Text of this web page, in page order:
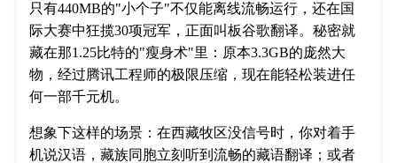
只有440MB的"小个子"不仅能离线流畅运行，还在国
际大赛中狂揽30项冠军，正面叫板谷歌翻译。秘密就
藏在那1.25比特的"瘦身术"里：原本3.3GB的庞然大
物，经过腾讯工程师的极限压缩，现在能轻松装进任
何一部千元机。
想象下这样的场景：在西藏牧区没信号时，你对着手
机说汉语，藏族同胞立刻听到流畅的藏语翻译；或者